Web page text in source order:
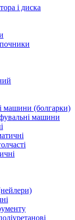
і диска
машини (болгарки)
машини